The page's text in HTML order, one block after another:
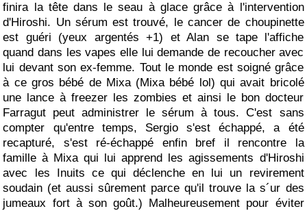
finira la tête dans le seau à glace grâce à l'intervention
d'Hiroshi. Un sérum est trouvé, le cancer de choupinette
est guéri (yeux argentés +1) et Alan se tape l'affiche
quand dans les vapes elle lui demande de recoucher avec
lui devant son ex-femme. Tout le monde est soigné grâce
à ce gros bébé de Mixa (Mixa bébé lol) qui avait bricolé
une lance à freezer les zombies et ainsi le bon docteur
Farragut peut administrer le sérum à tous. C'est sans
compter qu'entre temps, Sergio s'est échappé, a été
recapturé, s'est ré-échappé enfin bref il rencontre la
famille à Mixa qui lui apprend les agissements d'Hiroshi
avec les Inuits ce qui déclenche en lui un revirement
soudain (et aussi sûrement parce qu'il trouve la s´ur des
jumeaux fort à son goût.) Malheureusement pour éviter